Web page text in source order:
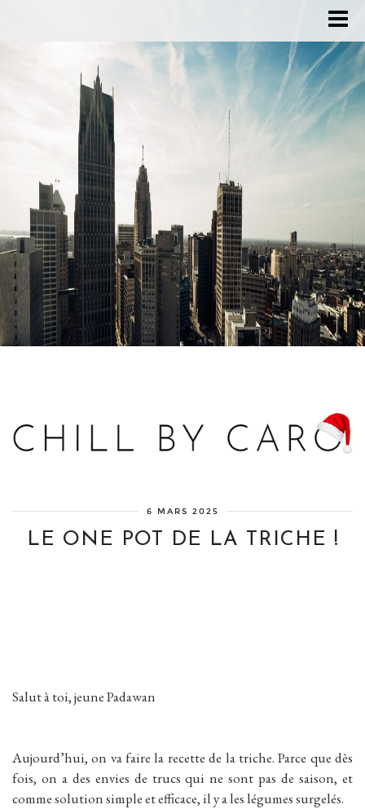
6 MARS 2025
LE ONE POT DE LA TRICHE !
Salut à toi, jeune Padawan
Aujourd’hui, on va faire la recette de la triche. Parce que dès
fois, on a des envies de trucs qui ne sont pas de saison, et
comme solution simple et efficace, il y a les légumes surgelés.